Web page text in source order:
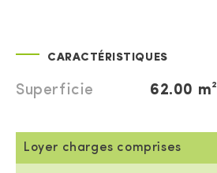
CARACTÉRISTIQUES
Superficie 62.00 m²
Loyer charges comprises